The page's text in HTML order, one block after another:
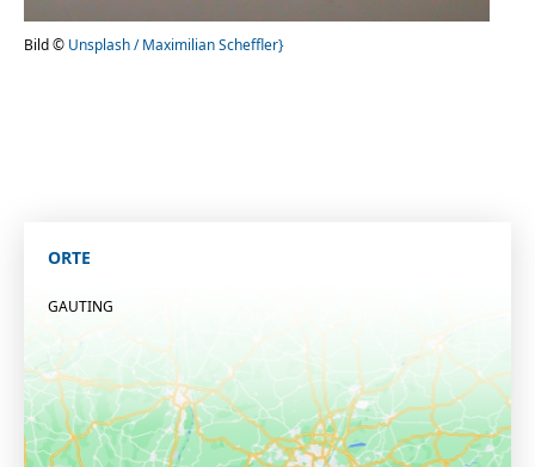
Newsletter
Bild © Unsplash / Maximilian Scheffler}
ORTE
GAUTING